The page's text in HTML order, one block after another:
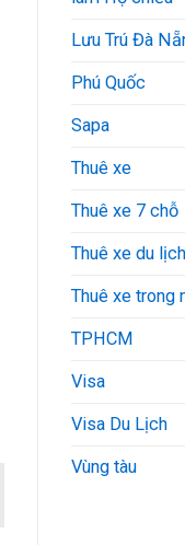
Lưu Trú Đà
Phú Quốc
Sapa
Thuê xe
Thuê xe 7 chỗ
Thuê xe du lịch
Thuê xe trong
TPHCM
Visa
Visa Du Lịch
Vùng tàu